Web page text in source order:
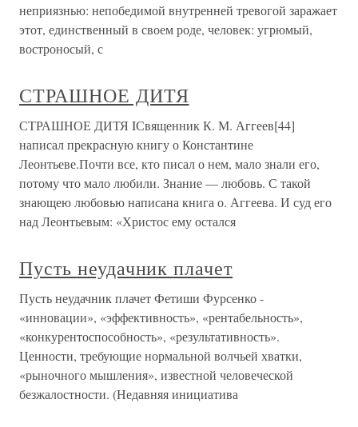
неприязнью: непобедимой внутренней тревогой заражает
этот, единственный в своем роде, человек: угрюмый,
востроносый, с
СТРАШНОЕ ДИТЯ
СТРАШНОЕ ДИТЯ IСвященник К. М. Аггеев[44]
написал прекрасную книгу о Константине
Леонтьеве.Почти все, кто писал о нем, мало знали его,
потому что мало любили. Знание — любовь. С такой
знающею любовью написана книга о. Аггеева. И суд его
над Леонтьевым: «Христос ему остался
Пусть неудачник плачет
Пусть неудачник плачет Фетиши Фурсенко -
«инновации», «эффективность», «рентабельность»,
«конкурентоспособность», «результативность».
Ценности, требующие нормальной волчьей хватки,
«рыночного мышления», известной человеческой
безжалостности. (Недавняя инициатива